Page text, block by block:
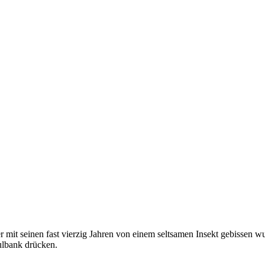
seinen fast vierzig Jahren von einem seltsamen Insekt gebissen
drücken.